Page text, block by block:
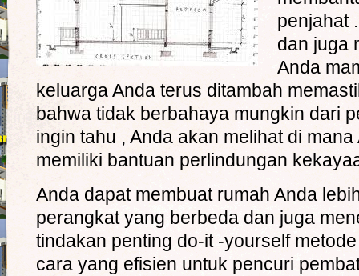
penjahat
dan juga
Anda
keluarga Anda terus ditambah
bahwa tidak berbahaya mungkin dari
ingin tahu , Anda akan melihat di
memiliki bantuan perlindungan
Anda dapat membuat rumah Anda
perangkat yang berbeda dan juga
tindakan penting do-it -yourself
cara yang efisien untuk pencuri